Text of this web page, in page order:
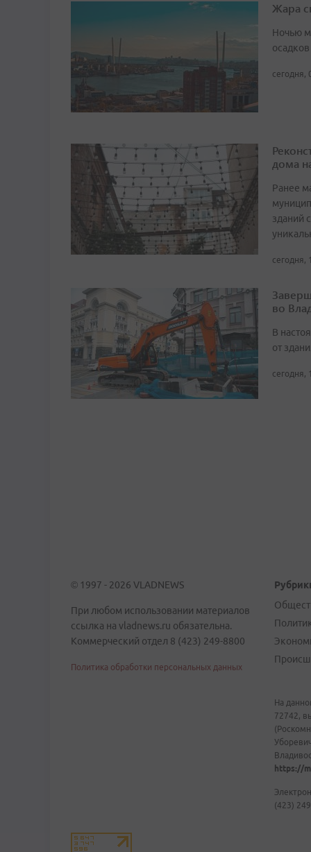
Жара
Ночью
осадков
сегодня,
дома
Ранее
зданий
сегодня,
во
В
от
сегодня,
© 1997 - 2026 VLADNEWS
При любом использовании материалов
ссылка на vladnews.ru обязательна.
Коммерческий отдел 8 (423) 249-8800
Политика обработки персональных данных
На
72742,
https://
(423)